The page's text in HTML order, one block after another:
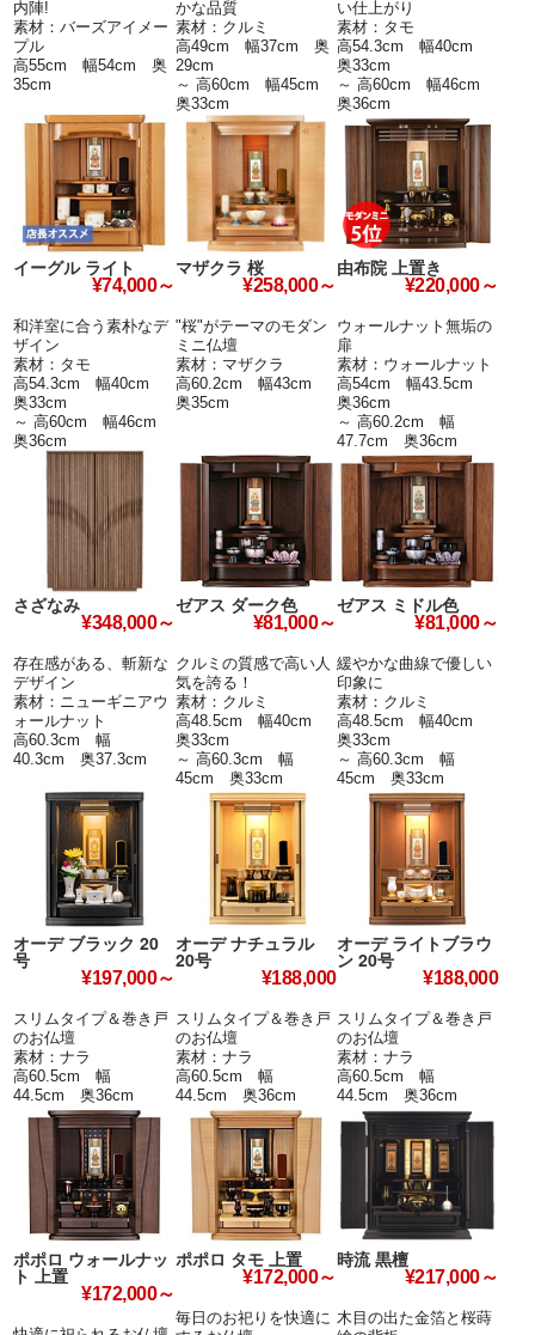
内陣!
素材：バーズアイメー
プル
高55cm 幅54cm 奥
35cm
かな品質
素材：クルミ
高49cm 幅37cm 奥
29cm
～ 高60cm 幅45cm
奥33cm
い仕上がり
素材：タモ
高54.3cm 幅40cm
奥33cm
～ 高60cm 幅46cm
奥36cm
イーグル ライト
¥74,000～
和洋室に合う素朴なデ
ザイン
素材：タモ
高54.3cm 幅40cm
奥33cm
～ 高60cm 幅46cm
奥36cm
マザクラ 桜
¥258,000～
"桜"がテーマのモダン
ミニ仏壇
素材：マザクラ
高60.2cm 幅43cm
奥35cm
由布院 上置き
¥220,000～
ウォールナット無垢の
扉
素材：ウォールナット
高54cm 幅43.5cm
奥36cm
～ 高60.2cm 幅
47.7cm 奥36cm
さざなみ
¥348,000～
存在感がある、斬新な
デザイン
素材：ニューギニアウ
ォールナット
高60.3cm 幅
40.3cm 奥37.3cm
ゼアス ダーク色
¥81,000～
クルミの質感で高い人
気を誇る！
素材：クルミ
高48.5cm 幅40cm
奥33cm
～ 高60.3cm 幅
45cm 奥33cm
ゼアス ミドル色
¥81,000～
緩やかな曲線で優しい
印象に
素材：クルミ
高48.5cm 幅40cm
奥33cm
～ 高60.3cm 幅
45cm 奥33cm
オーデ ブラック 20
号
¥197,000～
スリムタイプ＆巻き戸
のお仏壇
素材：ナラ
高60.5cm 幅
44.5cm 奥36cm
オーデ ナチュラル
20号
¥188,000
スリムタイプ＆巻き戸
のお仏壇
素材：ナラ
高60.5cm 幅
44.5cm 奥36cm
オーデ ライトブラウ
ン 20号
¥188,000
スリムタイプ＆巻き戸
のお仏壇
素材：ナラ
高60.5cm 幅
44.5cm 奥36cm
ポポロ ウォールナッ
ト 上置
¥172,000～
ポポロ タモ 上置
¥172,000～
毎日のお祀りを快適に
時流 黒檀
¥217,000～
木目の出た金箔と桜蒔